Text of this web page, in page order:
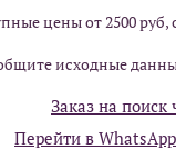
цены от 2500 руб,
исходные
Заказ на поиск
Перейти в